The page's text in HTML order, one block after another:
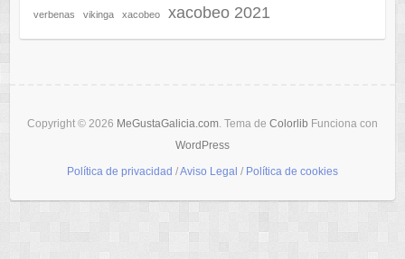
verbenas vikinga xacobeo xacobeo 2021
Copyright © 2026 MeGustaGalicia.com . Tema de Colorlib Funciona con
WordPress
Política de privacidad /Aviso Legal / Política de cookies